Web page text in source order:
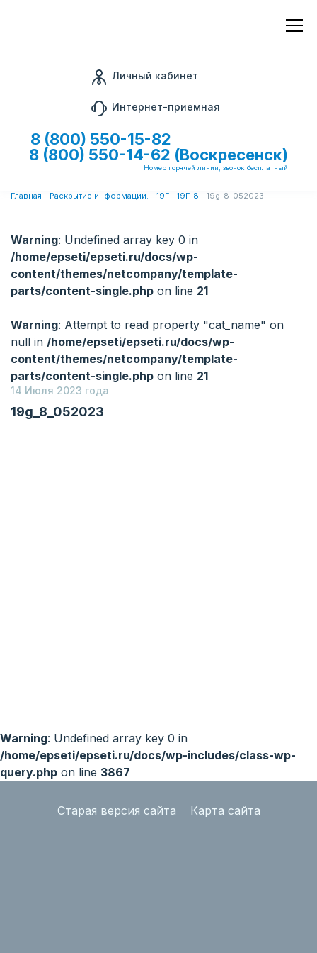
Личный кабинет
Интернет-приемная
8 (800) 550-15-82
8 (800) 550-14-62 (Воскресенск)
Номер горячей линии, звонок бесплатный
Главная - Раскрытие информации. - 19Г - 19Г-8 - 19g_8_052023
Warning: Undefined array key 0 in
/home/epseti/epseti.ru/docs/wp-
content/themes/netcompany/template-
parts/content-single.php on line 21
Warning: Attempt to read property "cat_name" on
null in /home/epseti/epseti.ru/docs/wp-
content/themes/netcompany/template-
parts/content-single.php on line 21
14 Июля 2023 года
19g_8_052023
Warning: Undefined array key 0 in
/home/epseti/epseti.ru/docs/wp-includes/class-wp-
query.php on line 3867
Старая версия сайта Карта сайта